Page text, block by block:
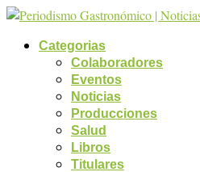
Categorias
Colaboradores
Eventos
Noticias
Producciones
Salud
Libros
Titulares